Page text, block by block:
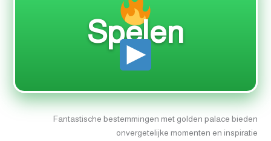
Spelen
Fantastische bestemmingen met golden palace bieden
onvergetelijke momenten en inspiratie